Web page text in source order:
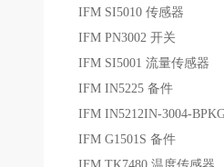
IFM SI5010 传感器
IFM PN3002 开关
IFM SI5001 流量传感器
IFM IN5225 备件
IFM IN5212IN-3004-
IFM G1501S 备件